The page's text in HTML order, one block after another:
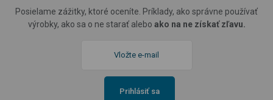
Posielame zážitky, ktoré oceníte. Príklady, ako správne používať
výrobky, ako sa o ne starať alebo ako na ne získať zľavu.
Prihlásiť sa